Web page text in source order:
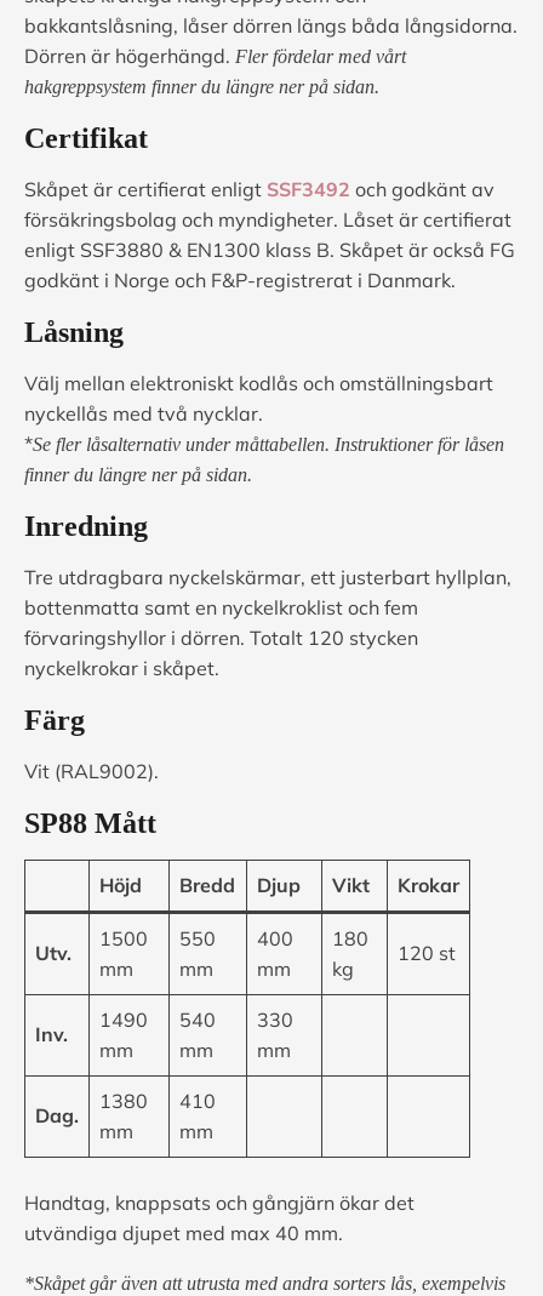
bakkantslåsning, låser dörren längs båda långsidorna.
Dörren är högerhängd. Fler fördelar med vårt
hakgreppsystem finner du längre ner på sidan.
Certifikat
Skåpet är certifierat enligt SSF3492 och godkänt av
försäkringsbolag och myndigheter. Låset är certifierat
enligt SSF3880 & EN1300 klass B. Skåpet är också FG
godkänt i Norge och F&P-registrerat i Danmark.
Låsning
Välj mellan elektroniskt kodlås och omställningsbart
nyckellås med två nycklar.
*Se fler låsalternativ under måttabellen. Instruktioner för låsen
finner du längre ner på sidan.
Inredning
Tre utdragbara nyckelskärmar, ett justerbart hyllplan,
bottenmatta samt en nyckelkroklist och fem
förvaringshyllor i dörren. Totalt 120 stycken
nyckelkrokar i skåpet.
Färg
Vit (RAL9002).
SP88 Mått
Höjd Bredd Djup Vikt Krokar
Utv.
1500
mm
550
mm
400
mm
180
kg
120 st
Inv.
1490
mm
540
mm
330
mm
Dag.
1380
mm
410
mm
Handtag, knappsats och gångjärn ökar det
utvändiga djupet med max 40 mm.
*Skåpet går även att utrusta med andra sorters lås, exempelvis